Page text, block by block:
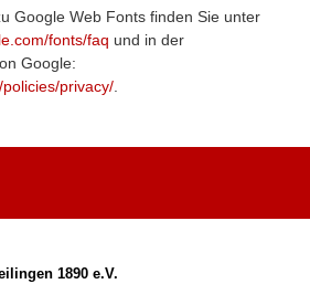
Google Web Fonts finden Sie unter
fonts/faq und in der
Google:
privacy/.
1890 e.V.